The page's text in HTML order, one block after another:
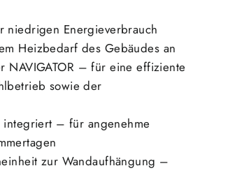
niedrigen Energieverbrauch
Heizbedarf des Gebäudes an
NAVIGATOR – für eine effiziente
sowie der
integriert – für angenehme
zur Wandaufhängung –